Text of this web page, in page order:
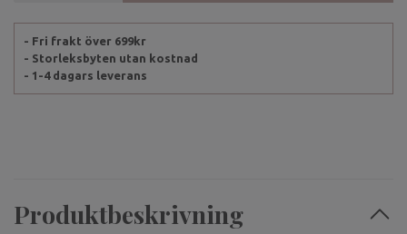
- Fri frakt över 699kr
- Storleksbyten utan kostnad
- 1-4 dagars leverans
Produktbeskrivning